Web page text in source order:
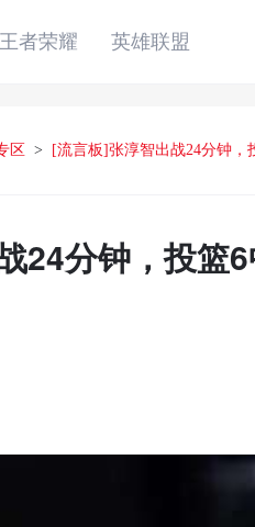
王者荣耀 英雄联盟
区 > [流言板]张淳智出战24分钟，
24分钟，投篮